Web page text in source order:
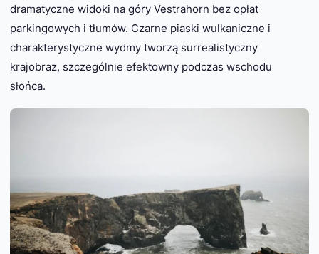
dramatyczne widoki na góry Vestrahorn bez opłat
parkingowych i tłumów. Czarne piaski wulkaniczne i
charakterystyczne wydmy tworzą surrealistyczny
krajobraz, szczególnie efektowny podczas wschodu
słońca.